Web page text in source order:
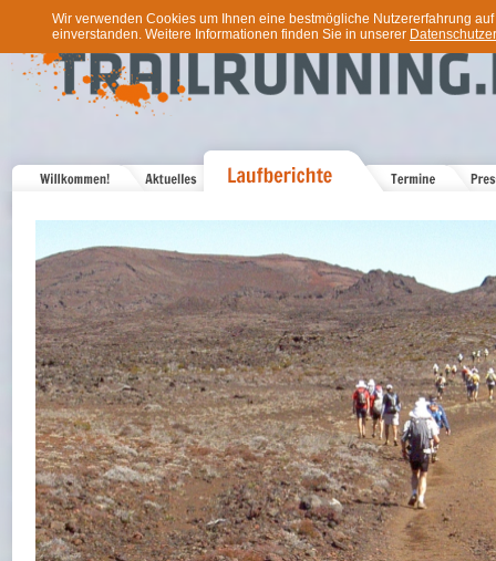
Wir verwenden Cookies um Ihnen eine bestmögliche Nutzererfahrung
einverstanden. Weitere Informationen finden Sie in unserer